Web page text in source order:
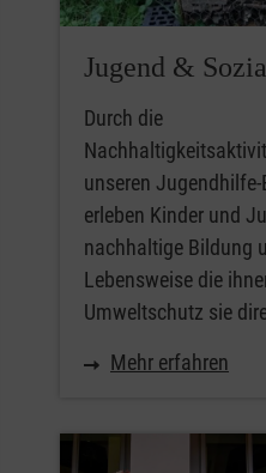
Jugend &
Durch die
unseren
erleben Kinder und
nachhaltige Bildung
Lebensweise die
Umweltschutz sie
Mehr erfahren